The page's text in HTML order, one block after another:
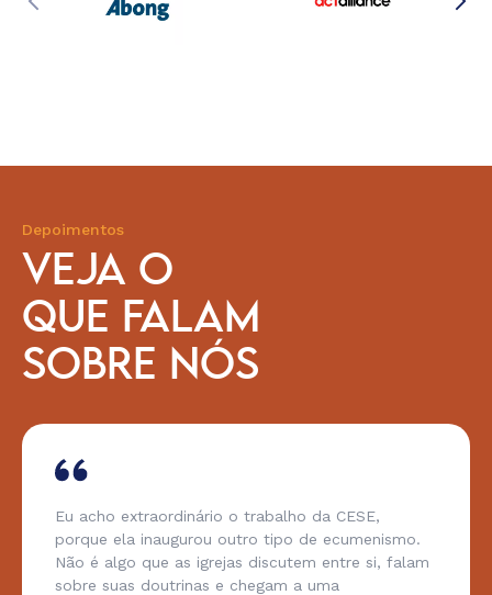
Depoimentos
VEJA O
QUE FALAM
SOBRE NÓS
Eu acho extraordinário o trabalho da CESE,
porque ela inaugurou outro tipo de ecumenismo.
Não é algo que as igrejas discutem entre si, falam
sobre suas doutrinas e chegam a uma